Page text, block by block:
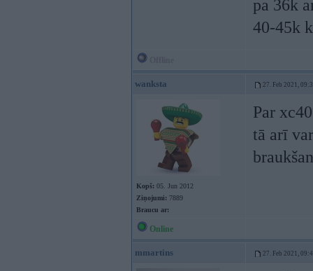
pa 36k
40-45k
wanksta 27. Feb 2021,
Kopš: 05. Jun 2012
Ziņojumi: 7889
Braucu ar:
Par
tā arī
Online
mmartins 27. Feb 2021,